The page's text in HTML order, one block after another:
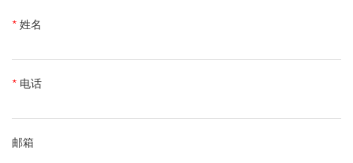
* 姓名
* 电话
邮箱